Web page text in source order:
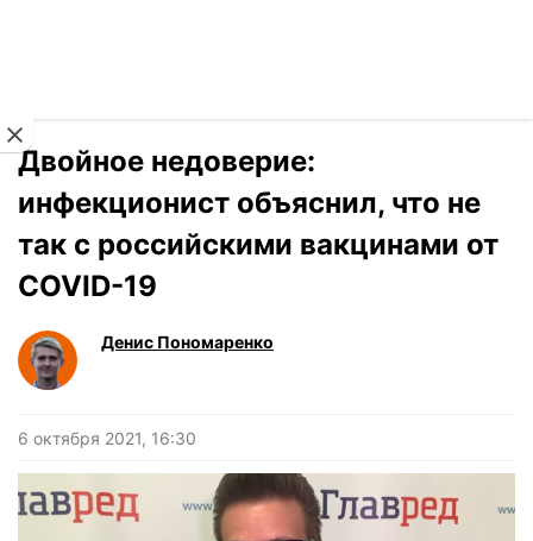
Двойное недоверие:
инфекционист объяснил, что не
так с российскими вакцинами от
COVID-19
Денис Пономаренко
6 октября 2021, 16:30